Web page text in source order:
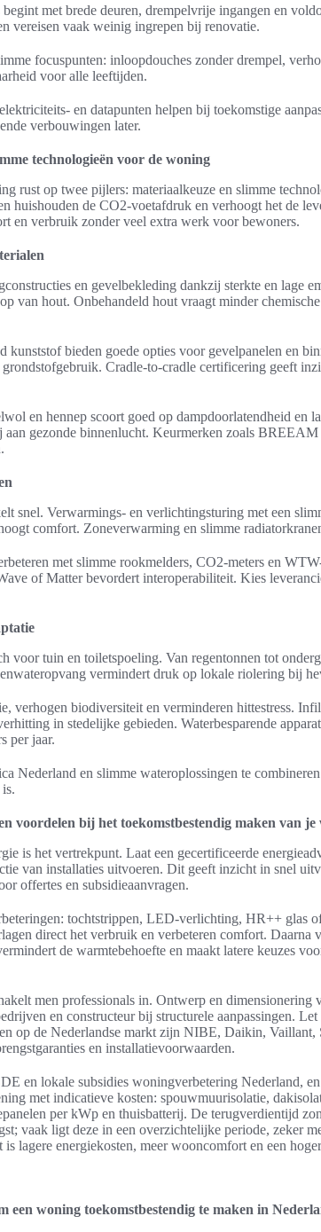
met brede deuren, drempelvrije ingangen en
vereisen vaak weinig ingrepen bij renovatie.
focuspunten: inloopdouches zonder drempel,
voor alle leeftijden.
en datapunten helpen bij toekomstige
verbouwingen later.
technologieën voor de woning
rust op twee pijlers: materiaalkeuze en slimme
huishouden de CO2-voetafdruk en verhoogt het de
en verbruik zonder veel extra werk voor bewoners.
en gevelbekleding dankzij sterkte en lage
van hout. Onbehandeld hout vraagt minder
kunststof bieden goede opties voor gevelpanelen en
Cradle-to-cradle certificering geeft
en hennep scoort goed op dampdoorlatendheid en
aan gezonde binnenlucht. Keurmerken zoals
snel. Verwarmings- en verlichtingsturing met een
comfort. Zoneverwarming en slimme
met slimme rookmelders, CO2-meters en
of Matter bevordert interoperabiliteit. Kies
voor tuin en toiletspoeling. Van regentonnen tot
vermindert druk op lokale riolering bij
verhogen biodiversiteit en verminderen hittestress.
in stedelijke gebieden. Waterbesparende
per jaar.
Nederland en slimme wateroplossingen te
voordelen bij het toekomstbestendig maken van je
is het vertrekpunt. Laat een gecertificeerde
van installaties uitvoeren. Dit geeft inzicht in snel
offertes en subsidieaanvragen.
tochtstrippen, LED-verlichting, HR++ glas
direct het verbruik en verbeteren comfort.
de warmtebehoefte en maakt latere keuzes
men professionals in. Ontwerp en dimensionering
en constructeur bij structurele aanpassingen.
op de Nederlandse markt zijn NIBE, Daikin,
en installatievoorwaarden.
en lokale subsidies woningverbetering Nederland,
met indicatieve kosten: spouwmuurisolatie,
per kWp en thuisbatterij. De terugverdientijd
vaak ligt deze in een overzichtelijke periode, zeker
is lagere energiekosten, meer wooncomfort en een
een woning toekomstbestendig te maken in